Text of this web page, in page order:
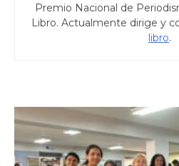
Premio Nacional de
Libro. Actualmente dirige y
libro.